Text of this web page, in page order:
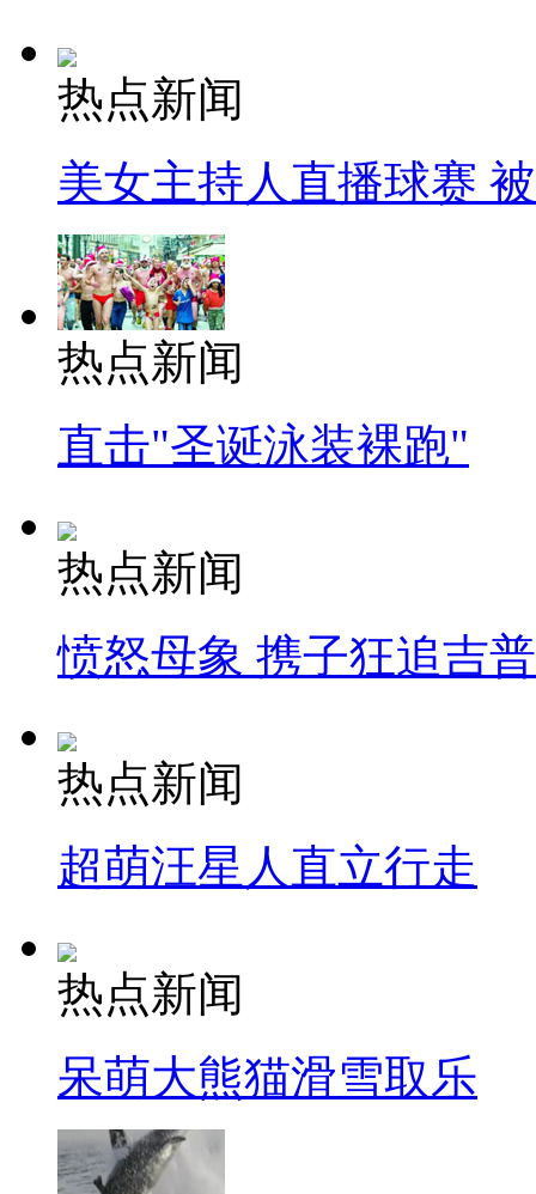
热点新闻
美女主持人直播球赛
热点新闻
直击"圣诞泳装裸跑"
热点新闻
愤怒母象 携子狂追吉
热点新闻
超萌汪星人直立行走
热点新闻
呆萌大熊猫滑雪取乐